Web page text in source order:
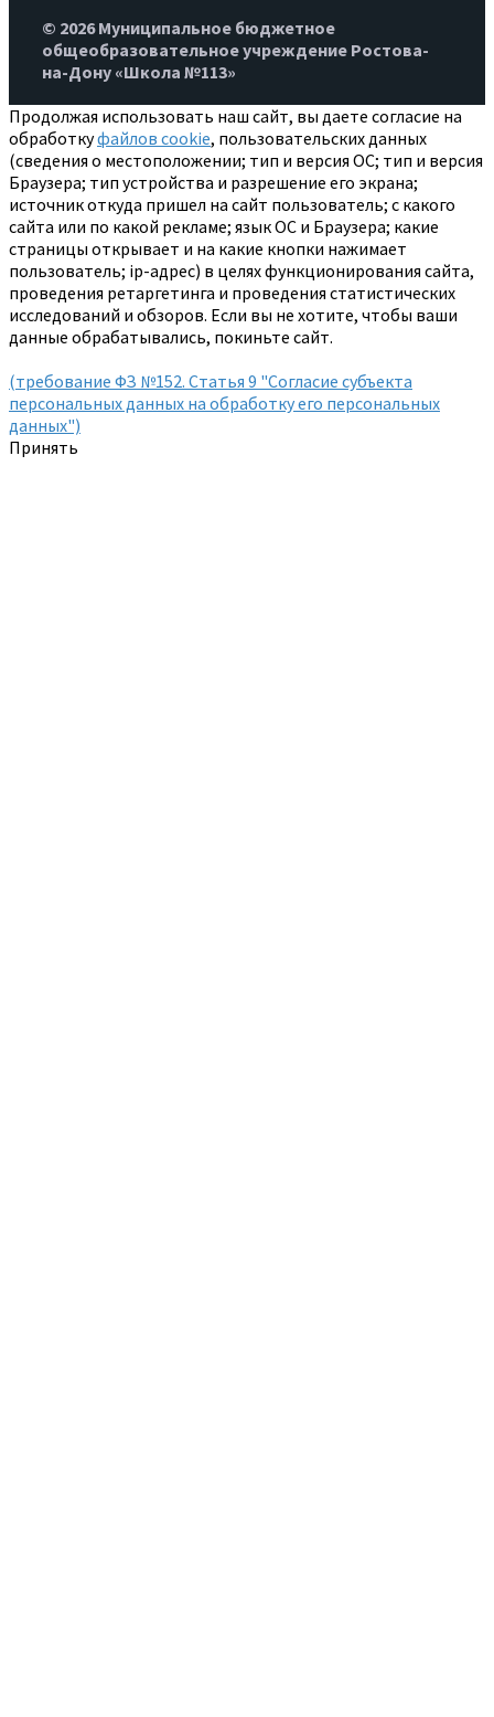
© 2026 Муниципальное бюджетное
общеобразовательное учреждение Ростова-
на-Дону «Школа №113»
Продолжая использовать наш сайт, вы даете согласие на
обработкуфайлов cookie, пользовательских данных
(сведения о местоположении; тип и версия ОС; тип и версия
Браузера; тип устройства и разрешение его экрана;
источник откуда пришел на сайт пользователь; с какого
сайта или по какой рекламе; язык ОС и Браузера; какие
страницы открывает и на какие кнопки нажимает
пользователь; ip-адрес) в целях функционирования сайта,
проведения ретаргетинга и проведения статистических
исследований и обзоров. Если вы не хотите, чтобы ваши
данные обрабатывались, покиньте сайт.
(требование ФЗ №152. Статья 9 "Согласие субъекта
персональных данных на обработку его персональных
данных")
Принять